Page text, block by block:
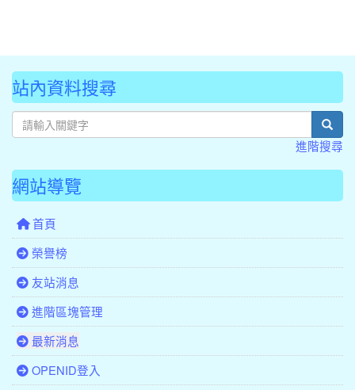
站內資料搜尋
進階搜尋
網站導覽
首頁
榮譽榜
友站消息
進階區塊管理
最新消息
OPENID登入